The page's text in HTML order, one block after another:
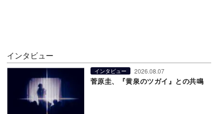
インタビュー
インタビュー 2026.08.07
菅原圭、『黄泉のツガイ』との共鳴